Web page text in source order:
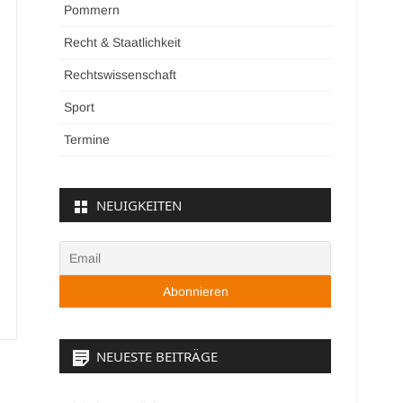
Pommern
Recht & Staatlichkeit
Rechtswissenschaft
Sport
Termine
NEUIGKEITEN
NEUESTE BEITRÄGE